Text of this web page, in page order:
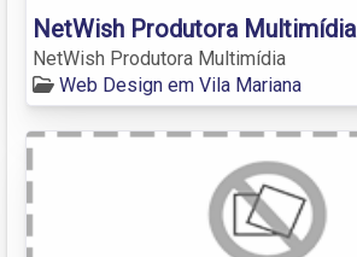
NetWish Produtora Multimídia
NetWish Produtora Multimídia
Web Design em Vila Mariana